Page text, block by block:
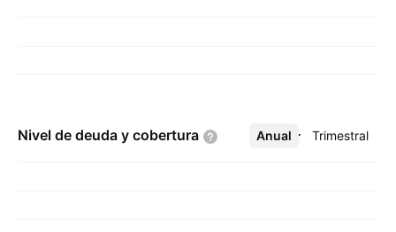
Nivel de deuda y cobertura Anual Trimestral
Más